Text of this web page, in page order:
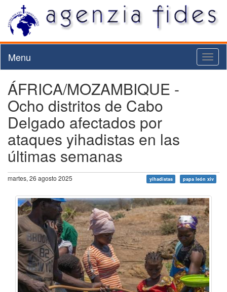
Menu
ÁFRICA/MOZAMBIQUE -
Ocho distritos de Cabo
Delgado afectados por
ataques yihadistas en las
últimas semanas
martes, 26 agosto 2025 yihadistas papa león xiv